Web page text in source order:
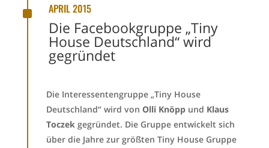
^ APRIL 2015
Die Facebookgruppe „Tiny
House Deutschland“ wird
gegründet
Die Interessentengruppe „Tiny House
Deutschland“ wird von Olli Knöppund Klaus
Toczekgegründet. Die Gruppe entwickelt sich
über die Jahre zur größten Tiny House Gruppe